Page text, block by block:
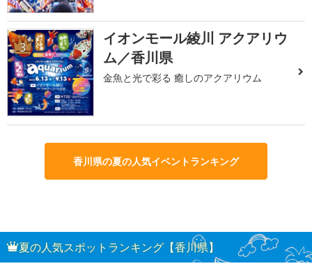
3
イオンモール綾川 アクアリウ
ム／香川県
金魚と光で彩る 癒しのアクアリウム
香川県の夏の人気イベントランキング
夏の人気スポットランキング【香川県】